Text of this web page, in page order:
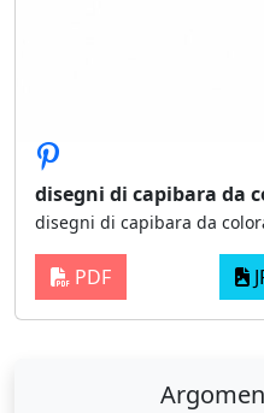
disegni di capibara da
disegni di capibara da
PDF